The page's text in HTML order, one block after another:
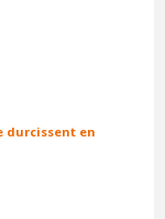
durcissent en